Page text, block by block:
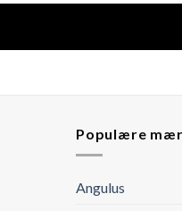
Populære
Angulus